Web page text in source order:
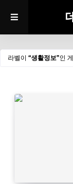
라벨이 생활정보 인